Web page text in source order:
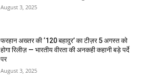
August 3, 2025
फरहान अख्तर की ‘120 बहादुर’ का टीज़र 5 अगस्त को
होगा रिलीज़ — भारतीय वीरता की अनकही कहानी बड़े पर्दे
पर
August 3, 2025